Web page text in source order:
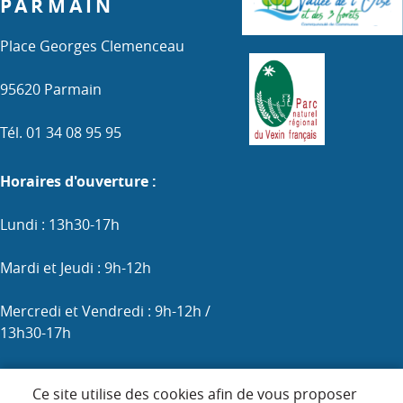
Ce site utilise des cookies afin de vous proposer
PARMAIN
Place Georges Clemenceau
95620 Parmain
Tél. 01 34 08 95 95
Horaires d'ouverture :
Lundi : 13h30-17h
Mardi et Jeudi : 9h-12h
Mercredi et Vendredi : 9h-12h /
13h30-17h